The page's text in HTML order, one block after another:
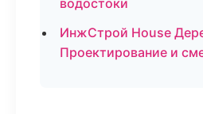
водостоки
ИнжСтрой House
Проектирование и